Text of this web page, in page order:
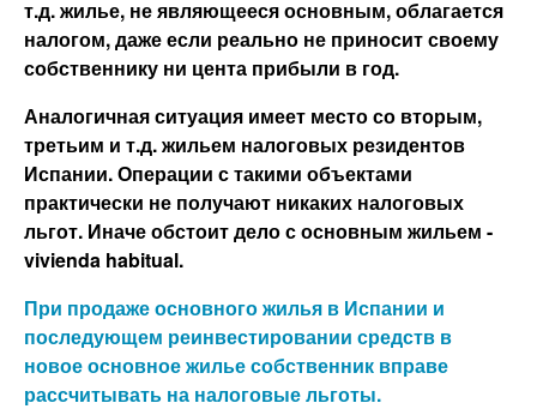
т.д. жилье, не являющееся основным, облагается
налогом, даже если реально не приносит своему
собственнику ни цента прибыли в год.
Аналогичная ситуация имеет место со вторым,
третьим и т.д. жильем налоговых резидентов
Испании. Операции с такими объектами
практически не получают никаких налоговых
льгот. Иначе обстоит дело с основным жильем -
vivienda habitual.
При продаже основного жилья в Испании и
последующем реинвестировании средств в
новое основное жилье собственник вправе
рассчитывать на налоговые льготы.